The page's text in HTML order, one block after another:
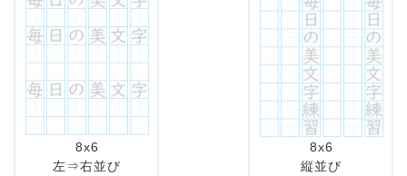
8x6
左⇒右並び
8x6
縦並び